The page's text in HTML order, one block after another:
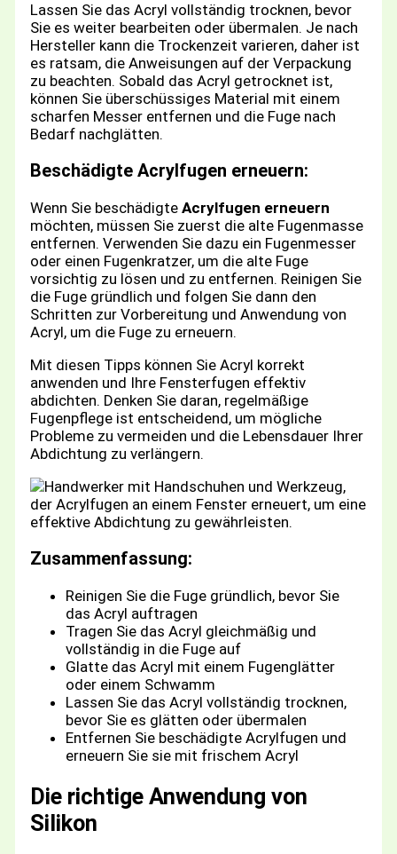
Lassen Sie das Acryl vollständig trocknen, bevor
Sie es weiter bearbeiten oder übermalen. Je nach
Hersteller kann die Trockenzeit varieren, daher ist
es ratsam, die Anweisungen auf der Verpackung
zu beachten. Sobald das Acryl getrocknet ist,
können Sie überschüssiges Material mit einem
scharfen Messer entfernen und die Fuge nach
Bedarf nachglätten.
Beschädigte Acrylfugen erneuern:
Wenn Sie beschädigteAcrylfugen erneuern
möchten, müssen Sie zuerst die alte Fugenmasse
entfernen. Verwenden Sie dazu ein Fugenmesser
oder einen Fugenkratzer, um die alte Fuge
vorsichtig zu lösen und zu entfernen. Reinigen Sie
die Fuge gründlich und folgen Sie dann den
Schritten zur Vorbereitung und Anwendung von
Acryl, um die Fuge zu erneuern.
Mit diesen Tipps können Sie Acryl korrekt
anwenden und Ihre Fensterfugen effektiv
abdichten. Denken Sie daran, regelmäßige
Fugenpflege ist entscheidend, um mögliche
Probleme zu vermeiden und die Lebensdauer Ihrer
Abdichtung zu verlängern.
Zusammenfassung:
Reinigen Sie die Fuge gründlich, bevor Sie
das Acryl auftragen
Tragen Sie das Acryl gleichmäßig und
vollständig in die Fuge auf
Glatte das Acryl mit einem Fugenglätter
oder einem Schwamm
Lassen Sie das Acryl vollständig trocknen,
bevor Sie es glätten oder übermalen
Entfernen Sie beschädigte Acrylfugen und
erneuern Sie sie mit frischem Acryl
Die richtige Anwendung von
Silikon